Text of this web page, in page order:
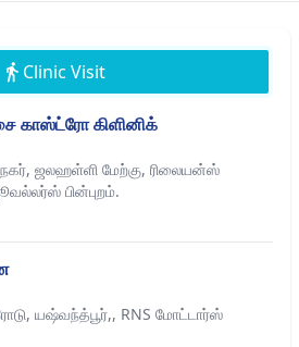
Clinic Visit
காஸ்ட்ரோ கிளினிக்
ஜலஹள்ளி மேற்கு, ரிலையன்ஸ்
பின்புறம்.
யஷ்வந்த்பூர்,, RNS மோட்டார்ஸ்